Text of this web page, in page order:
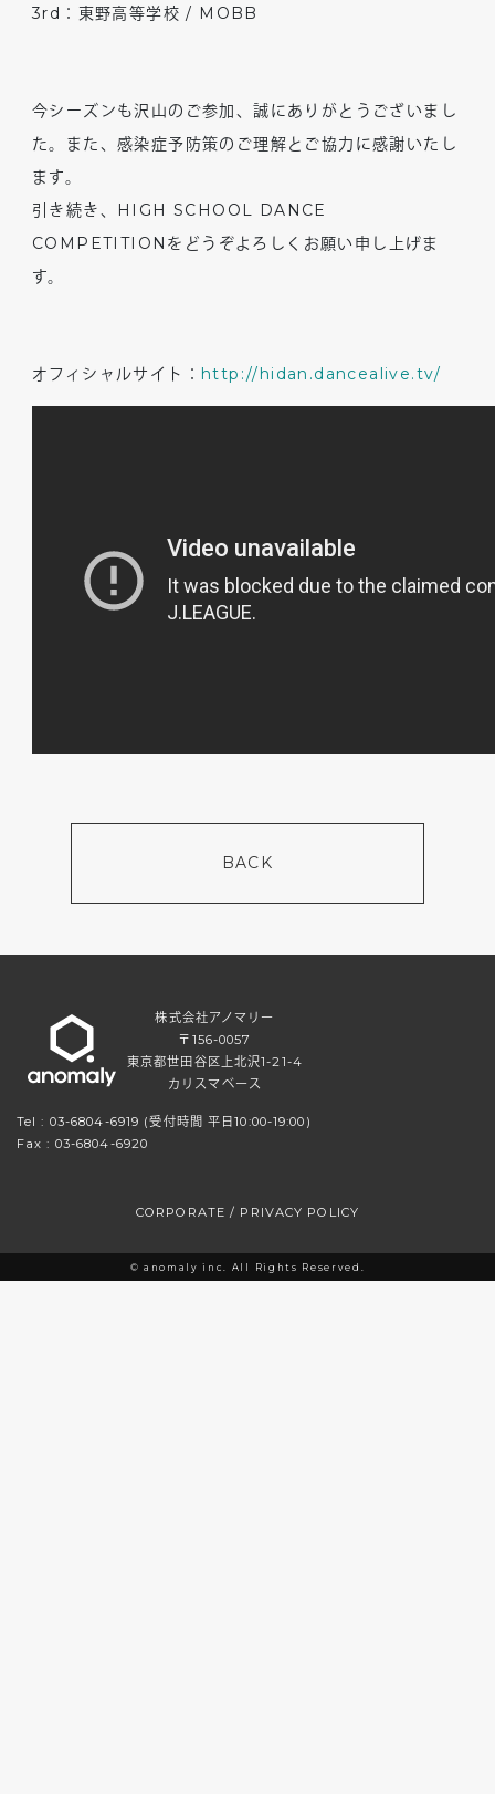
3rd：東野高等学校 / MOBB
今シーズンも沢山のご参加、誠にありがとうございまし
た。また、感染症予防策のご理解とご協力に感謝いたし
ます。
引き続き、HIGH SCHOOL DANCE
COMPETITIONをどうぞよろしくお願い申し上げま
す。
オフィシャルサイト： http://hidan.dancealive.tv/
BACK
株式会社アノマリー
〒156-0057
東京都世田谷区上北沢1-21-4
カリスマベース
Tel : 03-6804-6919 (受付時間 平日10:00-19:00)
Fax : 03-6804-6920
CORPORATE / PRIVACY POLICY
© anomaly inc. All Rights Reserved.